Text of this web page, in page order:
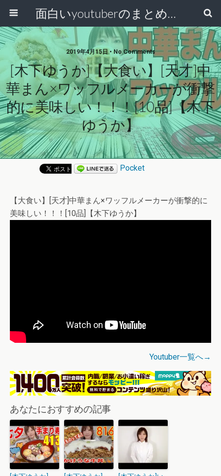
面白いyoutuberのまとめ動画
2019年4月15日 • No Comments
[木下ゆうか]【大食い】[天才]中
華まん×ワッフルメーカーが衝撃
的に美味しい！！！[10品]【木下
ゆうか】
Pocket
【大食い】[天才]中華まん×ワッフルメーカーが衝撃的に
美味しい！！！[10品]【木下ゆうか】
Youtuber一覧へ→
あなたにおすすめの記事